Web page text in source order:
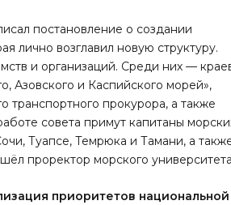
постановление о создании
лично возглавил новую структуру.
и организаций. Среди них —
Азовского и Каспийского морей»,
прокурора, а также
совета примут капитаны
Туапсе, Темрюка и Тамани, а
проректор морского университета
приоритетов национальной